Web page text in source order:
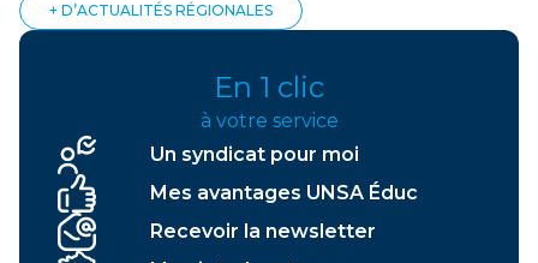
+ D’ACTUALITÉS RÉGIONALES
En 1 clic
à votre service
Un syndicat pour moi
Mes avantages UNSA Éduc
Recevoir la newsletter